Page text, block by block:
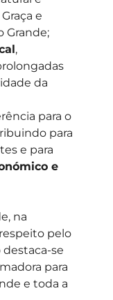
e
Grande;
,
da
para o
para
e para
e
na
pelo
se
para
e toda a